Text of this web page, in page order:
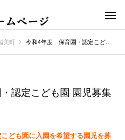
美町 令和4年度 保育園・認定こども園 園児募集（稲美町）
認定こども園 園児募集
ども園に入園を希望する園児を募